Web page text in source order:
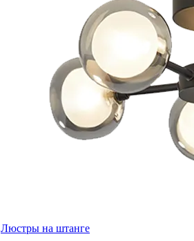
Люстры на штанге